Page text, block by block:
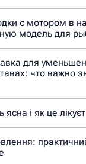
с мотором в
модель для
для
что важно
і як це